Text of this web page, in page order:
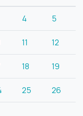
4 5
11 12
18 19
25 26